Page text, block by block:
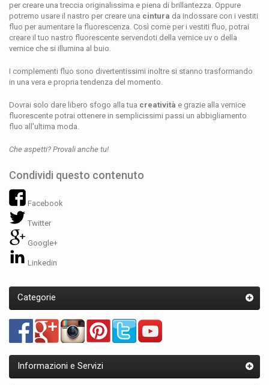
per creare una treccia originalissima e piena di brillantezza. Oppure
potremo usare il nastro per creare una cintura da indossare con i vestiti
fluo per aumentare la fluorescenza. Così come per i vestiti fluo, potrai
creare il tuo nastro fluorescente servendoti della vernice uv o della
vernice che si illumina al buio.
I complementi fluo sono divertentissimi inoltre si stanno trasformando
in una vera e propria tendenza del momento.
Dovrai solo dare libero sfogo alla tua creatività e grazie alla vernice
fluorescente potrai ottenere in semplicissimi passi un abbigliamento
fluo all'ultima moda.
Che aspetti? Provali anche tu!
Condividi questo contenuto
Facebook
Twitter
Google+
Linkedin
Categorie
Informazioni e Servizi